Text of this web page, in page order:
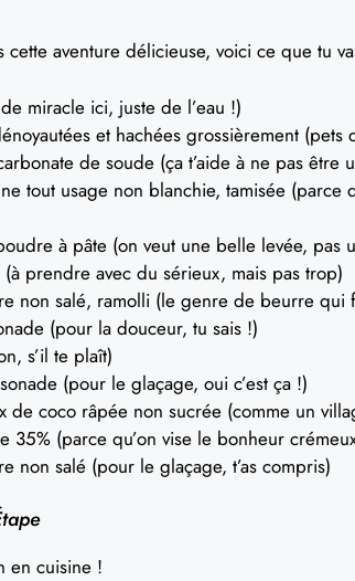
aventure délicieuse, voici ce que tu
miracle ici, juste de l’eau !)
et hachées grossièrement
de soude (ça t’aide à ne pas être
tout usage non blanchie, tamisée (parce
à pâte (on veut une belle levée, pas
prendre avec du sérieux, mais pas trop)
non salé, ramolli (le genre de beurre qui
(pour la douceur, tu sais !)
s’il te plaît)
(pour le glaçage, oui c’est ça !)
de coco râpée non sucrée (comme un
35% (parce qu’on vise le bonheur
non salé (pour le glaçage, t’as compris)
en cuisine !